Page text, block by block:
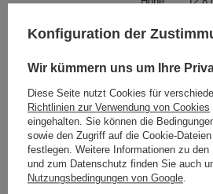
Konferenzraum der Firma gehen.
so dass Sie nach dem Spülen in
Handgriff
DerThermo-Kaffeebecher mit Ohr
Hand und am Griff und bleibt kalt,
kochendes Wasser in den Behälter
Durchmesser 8,5
Höhe des Griffs 8 cm
Höhe des Deckels 0,4
Material
Stahl
Doppelwandig
Konfiguration der
Wir kümmern uns um Ihre
Diese Seite nutzt Cookies für
Richtlinien zur Verwendung von Cookies
eingehalten. Sie können die
sowie den Zugriff auf die Cookie-
festlegen. Weitere Informationen zu den
und zum Datenschutz finden Sie auch
Nutzungsbedingungen von Google